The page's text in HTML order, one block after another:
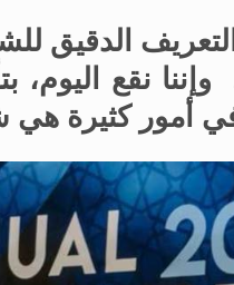
الدقيق
نقع اليوم،
في أمور كثيرة